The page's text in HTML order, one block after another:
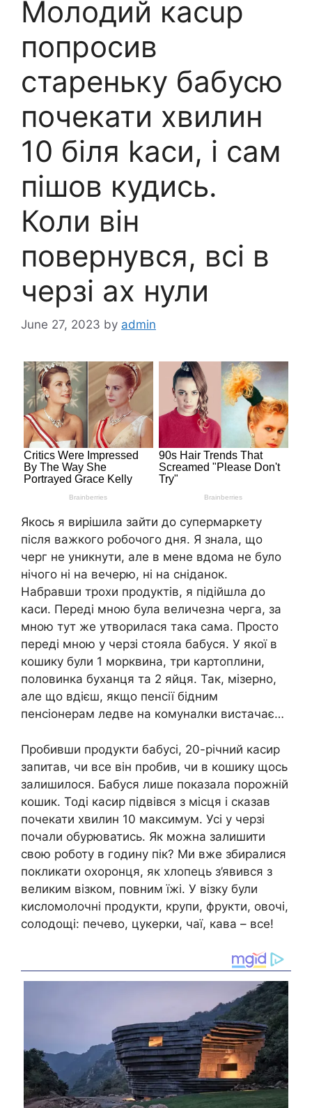
Молодий касuр
попросив
стареньку бабусю
почекати хвилин
10 біля kаси, і сам
пішов кудись.
Коли він
повернувся, всі в
черзі ах нули
June 27, 2023 by admin
Якось я вирішила зайти до супермаркету
після важкого робочого дня. Я знала, що
черг не уникнути, але в мене вдома не було
нічого ні на вечерю, ні на сніданок.
Набравши трохи продуктів, я підійшла до
каси. Переді мною була величезна черга, за
мною тут же утворилася така сама. Просто
переді мною у черзі стояла бабуся. У якої в
кошику були 1 морквина, три картоплини,
половинка буханця та 2 яйця. Так, мізерно,
але що вдієш, якщо пенсії бідним
пенсіонерам ледве на комуналки вистачає…
Пробивши продукти бабусі, 20-річний касир
запитав, чи все він пробив, чи в кошику щось
залишилося. Бабуся лише показала порожній
кошик. Тоді касир підвівся з місця і сказав
почекати хвилин 10 максимум. Усі у черзі
почали обурюватись. Як можна залишити
свою роботу в годину пік? Ми вже збиралися
покликати охоронця, як хлопець з’явився з
великим візком, повним їжі. У візку були
кисломолочні продукти, крупи, фрукти, овочі,
солодощі: печево, цукерки, чаї, кава – все!